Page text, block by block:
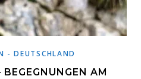
- DEUTSCHLAND
AM